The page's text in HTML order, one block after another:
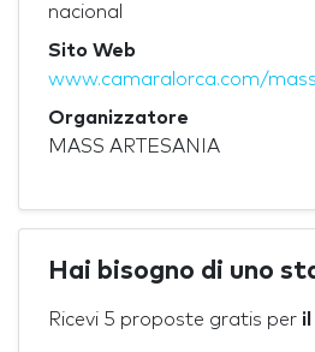
nacional
Sito Web
www.camaralorca.com/
Organizzatore
MASS ARTESANIA
Hai bisogno di uno
Ricevi 5 proposte gratis per